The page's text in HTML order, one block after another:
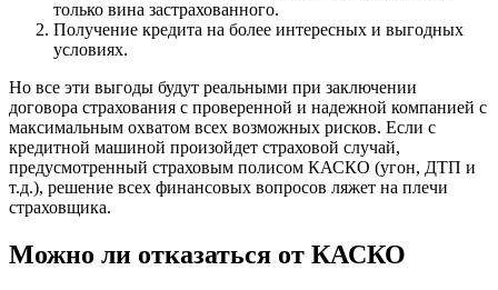
только вина застрахованного.
Получение кредита на более интересных и выгодных
условиях.
Но все эти выгоды будут реальными при заключении
договора страхования с проверенной и надежной компанией с
максимальным охватом всех возможных рисков. Если с
кредитной машиной произойдет страховой случай,
предусмотренный страховым полисом КАСКО (угон, ДТП и
т.д.), решение всех финансовых вопросов ляжет на плечи
страховщика.
Можно ли отказаться от КАСКО